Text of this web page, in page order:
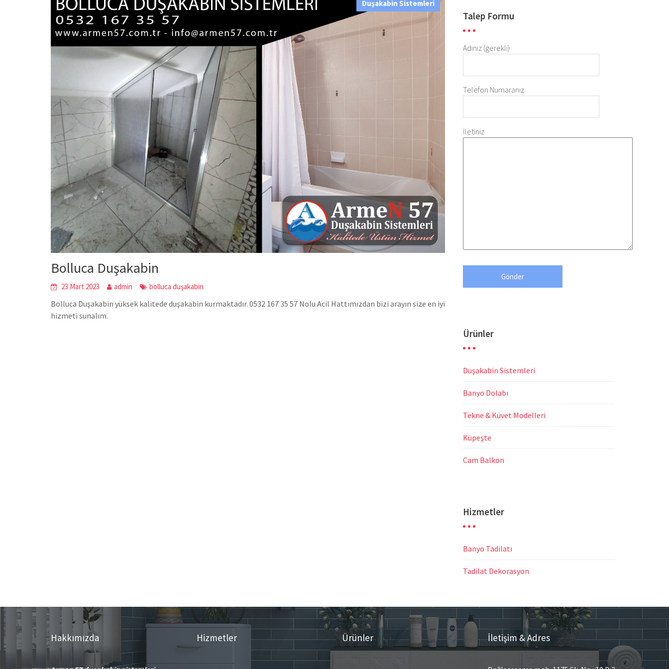
Duşakabin Sistemleri
Bolluca Duşakabin
23 Mart 2023 admin bolluca duşakabin
Bolluca Duşakabin yüksek kalitede duşakabin kurmaktadır. 0532 167 35 57 Nolu Acil Hattımızdan bizi arayın size en iyi
hizmeti sunalım.
Talep Formu
Adınız (gerekli)
Telefon Numaranız
İletiniz
Ürünler
Duşakabin Sistemleri
Banyo Dolabı
Tekne & Küvet Modelleri
Küpeşte
Cam Balkon
Hizmetler
Banyo Tadilatı
Tadilat Dekorasyon
Hakkımızda Hizmetler Ürünler İletişim & Adres